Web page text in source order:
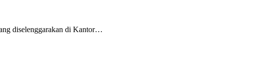
diselenggarakan di Kantor…